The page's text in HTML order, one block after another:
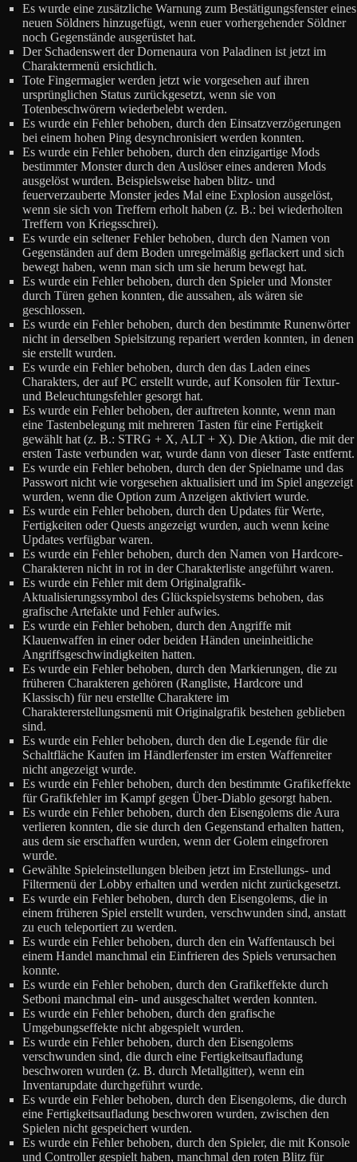
Es wurde eine zusätzliche Warnung zum Bestätigungsfenster eines
neuen Söldners hinzugefügt, wenn euer vorhergehender Söldner
noch Gegenstände ausgerüstet hat.
Der Schadenswert der Dornenaura von Paladinen ist jetzt im
Charaktermenü ersichtlich.
Tote Fingermagier werden jetzt wie vorgesehen auf ihren
ursprünglichen Status zurückgesetzt, wenn sie von
Totenbeschwörern wiederbelebt werden.
Es wurde ein Fehler behoben, durch den Einsatzverzögerungen
bei einem hohen Ping desynchronisiert werden konnten.
Es wurde ein Fehler behoben, durch den einzigartige Mods
bestimmter Monster durch den Auslöser eines anderen Mods
ausgelöst wurden. Beispielsweise haben blitz- und
feuerverzauberte Monster jedes Mal eine Explosion ausgelöst,
wenn sie sich von Treffern erholt haben (z. B.: bei wiederholten
Treffern von Kriegsschrei).
Es wurde ein seltener Fehler behoben, durch den Namen von
Gegenständen auf dem Boden unregelmäßig geflackert und sich
bewegt haben, wenn man sich um sie herum bewegt hat.
Es wurde ein Fehler behoben, durch den Spieler und Monster
durch Türen gehen konnten, die aussahen, als wären sie
geschlossen.
Es wurde ein Fehler behoben, durch den bestimmte Runenwörter
nicht in derselben Spielsitzung repariert werden konnten, in denen
sie erstellt wurden.
Es wurde ein Fehler behoben, durch den das Laden eines
Charakters, der auf PC erstellt wurde, auf Konsolen für Textur-
und Beleuchtungsfehler gesorgt hat.
Es wurde ein Fehler behoben, der auftreten konnte, wenn man
eine Tastenbelegung mit mehreren Tasten für eine Fertigkeit
gewählt hat (z. B.: STRG + X, ALT + X). Die Aktion, die mit der
ersten Taste verbunden war, wurde dann von dieser Taste entfernt.
Es wurde ein Fehler behoben, durch den der Spielname und das
Passwort nicht wie vorgesehen aktualisiert und im Spiel angezeigt
wurden, wenn die Option zum Anzeigen aktiviert wurde.
Es wurde ein Fehler behoben, durch den Updates für Werte,
Fertigkeiten oder Quests angezeigt wurden, auch wenn keine
Updates verfügbar waren.
Es wurde ein Fehler behoben, durch den Namen von Hardcore-
Charakteren nicht in rot in der Charakterliste angeführt waren.
Es wurde ein Fehler mit dem Originalgrafik-
Aktualisierungssymbol des Glückspielsystems behoben, das
grafische Artefakte und Fehler aufwies.
Es wurde ein Fehler behoben, durch den Angriffe mit
Klauenwaffen in einer oder beiden Händen uneinheitliche
Angriffsgeschwindigkeiten hatten.
Es wurde ein Fehler behoben, durch den Markierungen, die zu
früheren Charakteren gehören (Rangliste, Hardcore und
Klassisch) für neu erstellte Charaktere im
Charaktererstellungsmenü mit Originalgrafik bestehen geblieben
sind.
Es wurde ein Fehler behoben, durch den die Legende für die
Schaltfläche Kaufen im Händlerfenster im ersten Waffenreiter
nicht angezeigt wurde.
Es wurde ein Fehler behoben, durch den bestimmte Grafikeffekte
für Grafikfehler im Kampf gegen Über-Diablo gesorgt haben.
Es wurde ein Fehler behoben, durch den Eisengolems die Aura
verlieren konnten, die sie durch den Gegenstand erhalten hatten,
aus dem sie erschaffen wurden, wenn der Golem eingefroren
wurde.
Gewählte Spieleinstellungen bleiben jetzt im Erstellungs- und
Filtermenü der Lobby erhalten und werden nicht zurückgesetzt.
Es wurde ein Fehler behoben, durch den Eisengolems, die in
einem früheren Spiel erstellt wurden, verschwunden sind, anstatt
zu euch teleportiert zu werden.
Es wurde ein Fehler behoben, durch den ein Waffentausch bei
einem Handel manchmal ein Einfrieren des Spiels verursachen
konnte.
Es wurde ein Fehler behoben, durch den Grafikeffekte durch
Setboni manchmal ein- und ausgeschaltet werden konnten.
Es wurde ein Fehler behoben, durch den grafische
Umgebungseffekte nicht abgespielt wurden.
Es wurde ein Fehler behoben, durch den Eisengolems
verschwunden sind, die durch eine Fertigkeitsaufladung
beschworen wurden (z. B. durch Metallgitter), wenn ein
Inventarupdate durchgeführt wurde.
Es wurde ein Fehler behoben, durch den Eisengolems, die durch
eine Fertigkeitsaufladung beschworen wurden, zwischen den
Spielen nicht gespeichert wurden.
Es wurde ein Fehler behoben, durch den Spieler, die mit Konsole
und Controller gespielt haben, manchmal den roten Blitz für